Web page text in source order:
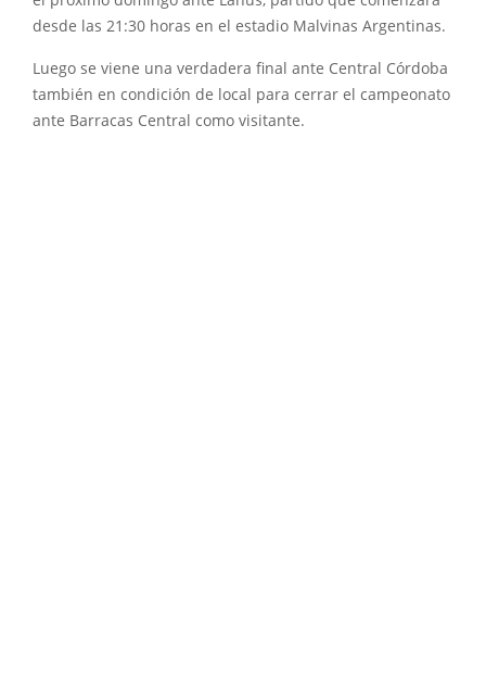
desde las 21:30 horas en el estadio Malvinas Argentinas.
Luego se viene una verdadera final ante Central Córdoba
también en condición de local para cerrar el campeonato
ante Barracas Central como visitante.